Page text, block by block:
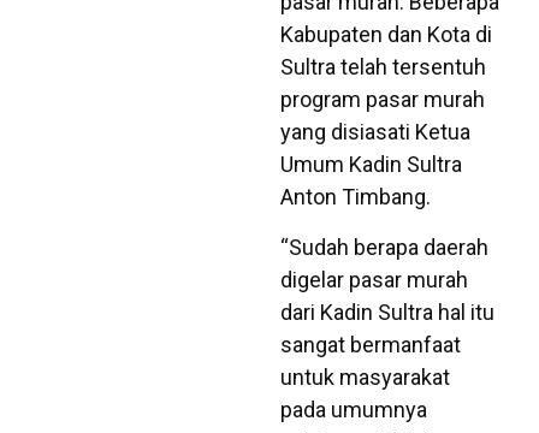
Kabupaten dan Kota di
Sultra telah tersentuh
program pasar murah
yang disiasati Ketua
Umum Kadin Sultra
Anton Timbang.
“Sudah berapa daerah
digelar pasar murah
dari Kadin Sultra hal itu
sangat bermanfaat
untuk masyarakat
pada umumnya